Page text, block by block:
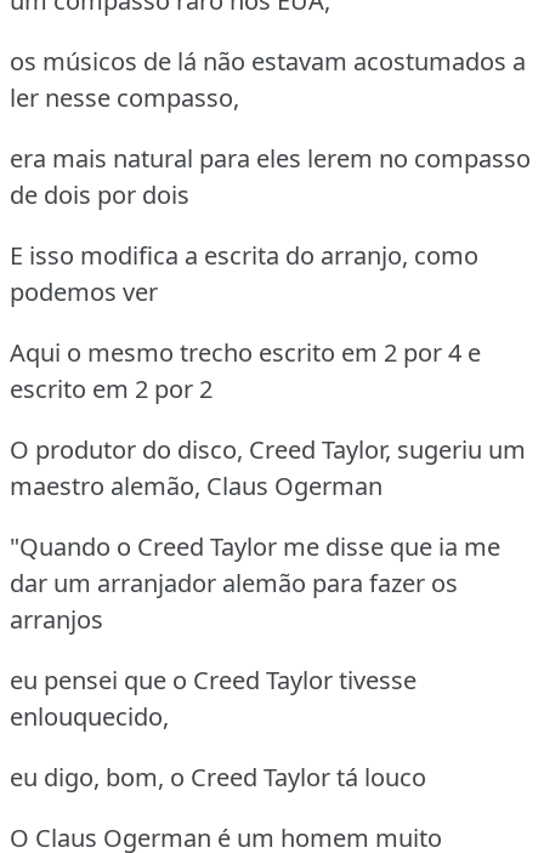
os músicos de lá não estavam acostumados a
ler nesse compasso,
era mais natural para eles lerem no compasso
de dois por dois
E isso modifica a escrita do arranjo, como
podemos ver
Aqui o mesmo trecho escrito em 2 por 4 e
escrito em 2 por 2
O produtor do disco, Creed Taylor, sugeriu um
maestro alemão, Claus Ogerman
"Quando o Creed Taylor me disse que ia me
dar um arranjador alemão para fazer os
arranjos
eu pensei que o Creed Taylor tivesse
enlouquecido,
eu digo, bom, o Creed Taylor tá louco
O Claus Ogerman é um homem muito